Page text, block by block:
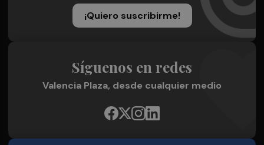
¡Quiero suscribirme!
Síguenos en redes
Valencia Plaza, desde cualquier medio